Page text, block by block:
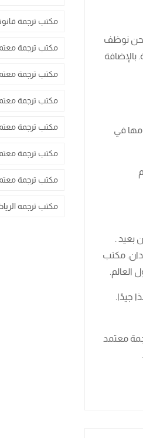
نحن نوظف
بالإضافة
في
بعيد .
مكتب
العالم.
جيدًا.
معتمد
مكتب ترجمة
مكتب ترجمة معتمد
مكتب ترجمة
مكتب ترجمة
مكتب ترجمة
مكتب ترجمة
مكتب ترجمة
مكتب ترجمه